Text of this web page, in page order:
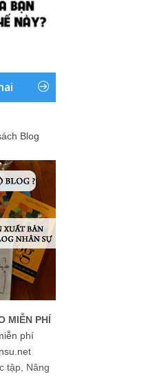
Blog
MIỄN PHÍ
phí
tập, Nâng